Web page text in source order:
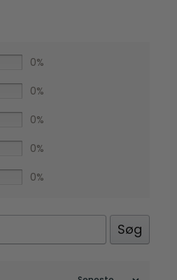
0%
0%
0%
0%
0%
Søg